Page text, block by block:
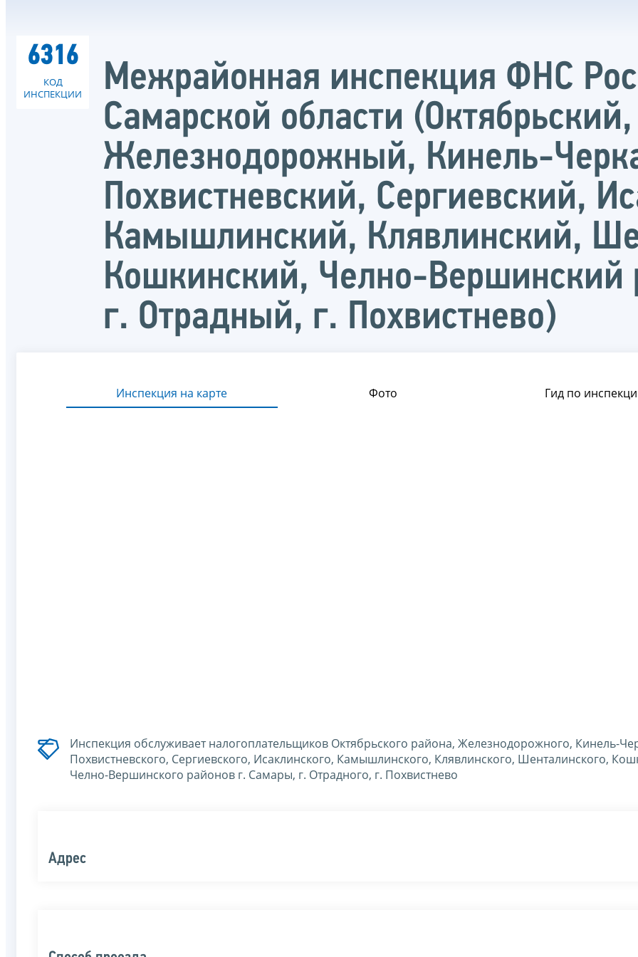
6316
КОД
ИНСПЕКЦИИ
Межрайонная инспекция ФНС
Самарской области (Октябрьский,
Железнодорожный, Кинель-
Похвистневский, Сергиевский,
Камышлинский, Клявлинский,
Кошкинский, Челно-Вершинский
г. Отрадный, г. Похвистнево)
Инспекция на карте Фото Гид по
Инспекция обслуживает налогоплательщиков Октябрьского района, Железнодорожного, Кинель-
Похвистневского, Сергиевского, Исаклинского, Камышлинского, Клявлинского, Шенталинского,
Челно-Вершинского районов г. Самары, г. Отрадного, г. Похвистнево
Адрес